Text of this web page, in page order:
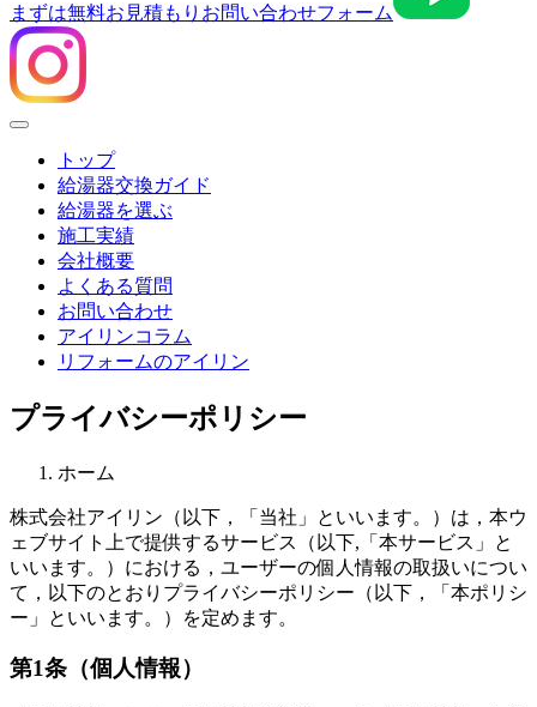
まずは無料お見積もり お問い合わせフォーム
Menu
トップ
給湯器交換ガイド
給湯器を選ぶ
施工実績
会社概要
よくある質問
お問い合わせ
アイリンコラム
リフォームのアイリン
プライバシーポリシー
ホーム
株式会社アイリン（以下，「当社」といいます。）は，本ウ
ェブサイト上で提供するサービス（以下,「本サービス」と
いいます。）における，ユーザーの個人情報の取扱いについ
て，以下のとおりプライバシーポリシー（以下，「本ポリシ
ー」といいます。）を定めます。
第1条（個人情報）